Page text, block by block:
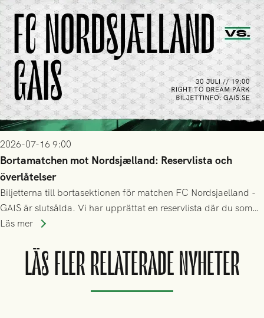
2026-07-16 9:00
Bortamatchen mot Nordsjælland: Reservlista och
överlåtelser
Biljetterna till bortasektionen för matchen FC Nordsjaelland -
GAIS är slutsålda. Vi har upprättat en reservlista där du som
ännu inte har någon biljett kan anmäla ditt intresse. Du kan
Läs mer
LÄS FLER RELATERADE NYHETER